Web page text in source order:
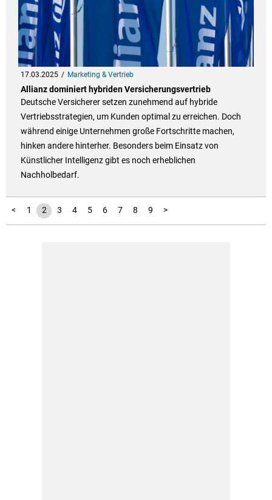
17.03.2025 Marketing & Vertrieb
Allianz dominiert hybriden Versicherungsvertrieb
Deutsche Versicherer setzen zunehmend auf hybride
Vertriebsstrategien, um Kunden optimal zu erreichen. Doch
während einige Unternehmen große Fortschritte machen,
hinken andere hinterher. Besonders beim Einsatz von
Künstlicher Intelligenz gibt es noch erheblichen
Nachholbedarf.
< 1 2 3 4 5 6 7 8 9 >